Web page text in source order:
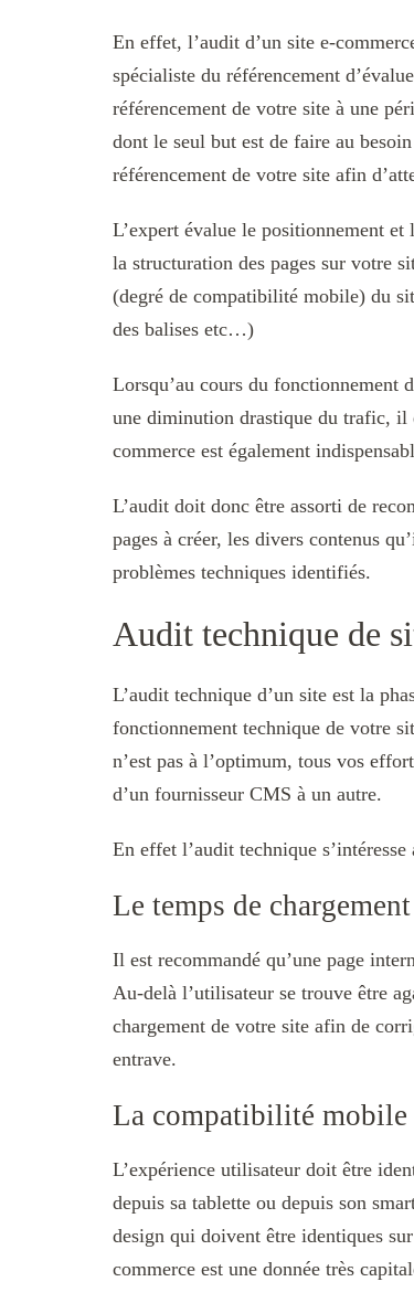
En effet, l’audit d’un site e-
spécialiste du référencement
référencement de votre site à une
dont le seul but est de faire au
référencement de votre site afin
L’expert évalue le positionnement
la structuration des pages sur votre
(degré de compatibilité mobile) du
des balises etc…)
Lorsqu’au cours du fonctionnement
une diminution drastique du trafic, il
commerce est également
L’audit doit donc être assorti de
pages à créer, les divers contenus
problèmes techniques identifiés.
Audit technique de
L’audit technique d’un site est la
fonctionnement technique de votre
n’est pas à l’optimum, tous vos
d’un fournisseur CMS à un autre.
En effet l’audit technique
Le temps de chargement
Il est recommandé qu’une page
Au-delà l’utilisateur se trouve être
chargement de votre site afin de
entrave.
La compatibilité mobile
L’expérience utilisateur doit être
depuis sa tablette ou depuis son
design qui doivent être identiques
commerce est une donnée très